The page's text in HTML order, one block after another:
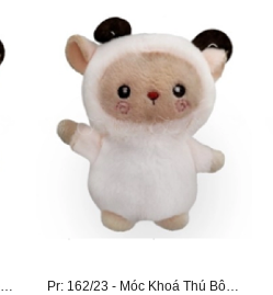
Pr: 162/23 - Móc Khoá Thú Bông - Cừu Hồng Hồng Pr: 162/23 - Móc Khoá Thú Bông - Cừu Trắng Trắng